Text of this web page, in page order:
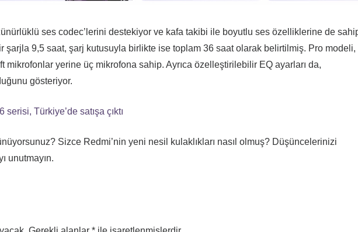
ses codec’lerini destekiyor ve kafa takibi ile boyutlu ses özelliklerine de
şarjla 9,5 saat, şarj kutusuyla birlikte ise toplam 36 saat olarak belirtilmiş. Pro modeli,
mikrofonlar yerine üç mikrofona sahip. Ayrıca özelleştirilebilir EQ ayarları da,
gösteriyor.
serisi, Türkiye’de satışa çıktı
Sizce Redmi’nin yeni nesil kulaklıkları nasıl olmuş? Düşüncelerinizi
unutmayın.